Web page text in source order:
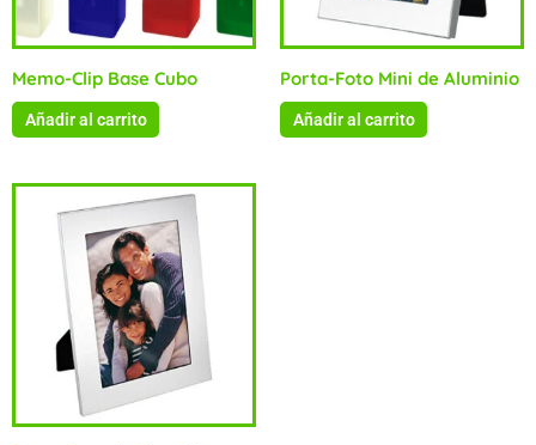
Memo-Clip Base Cubo
Añadir al carrito
Porta-Foto Mini de Aluminio
Añadir al carrito